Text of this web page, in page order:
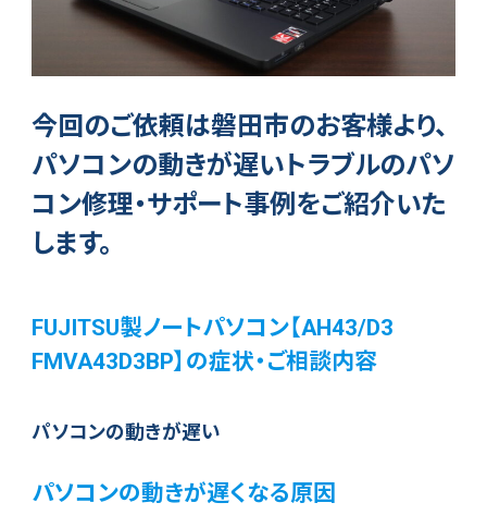
今回のご依頼は磐田市のお客様より、
パソコンの動きが遅いトラブルのパソ
コン修理・サポート事例をご紹介いた
します。
FUJITSU製ノートパソコン【AH43/D3
FMVA43D3BP】の症状・ご相談内容
パソコンの動きが遅い
パソコンの動きが遅くなる原因